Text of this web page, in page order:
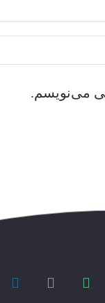
می‌نویسم.